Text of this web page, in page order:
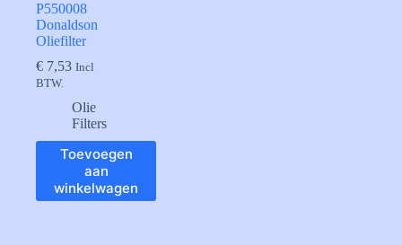
P550008
Donaldson
Oliefilter
€ 7,53 Incl
BTW.
Olie
Filters
Toevoegen
aan
winkelwagen